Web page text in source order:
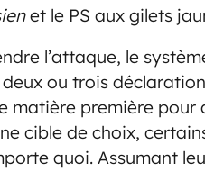
et le PS aux gilets
l’attaque, le
ou trois
matière première pour
cible de choix,
quoi. Assumant